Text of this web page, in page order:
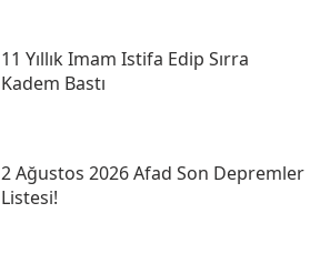
11 Yıllık Imam Istifa Edip Sırra
Kadem Bastı
2 Ağustos 2026 Afad Son Depremler
Listesi!